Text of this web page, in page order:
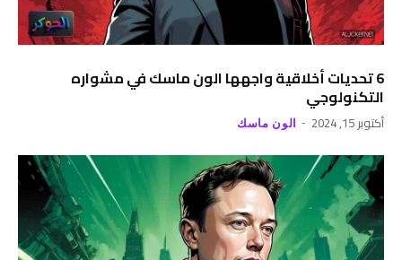
6 تحديات أخلاقية واجهها الون ماسك في مشواره
التكنولوجي
أكتوبر 15, 2024 الون ماسك